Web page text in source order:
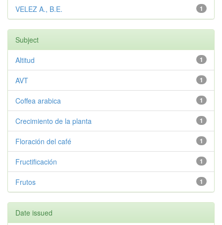
1
VELEZ A., B.E.
Subject
1
Altitud
1
AVT
1
Coffea arabica
1
Crecimiento de la planta
1
Floración del café
1
Fructificación
1
Frutos
Date issued